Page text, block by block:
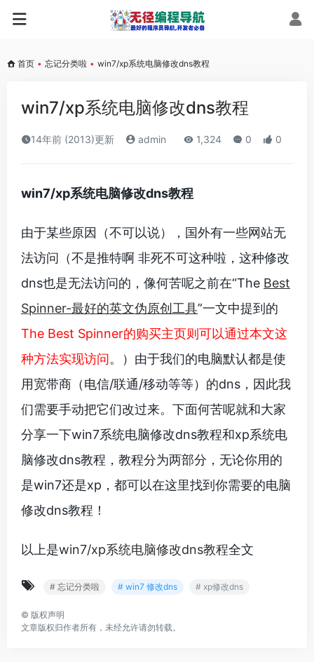
首页 • 忘记分类啦 • win7/xp系统电脑修改dns教程
win7/xp系统电脑修改dns教程
14年前 (2013)更新 admin 1,324 0 0
win7/xp系统电脑修改dns教程
由于某些原因（不可以说），国外有一些网站无
法访问（不是推特啊 非死不可这种啦，这种修改
dns也是无法访问的，像何苦呢之前在“The Best
Spinner-最好的英文伪原创工具”一文中提到的
The Best Spinner的购买主页则可以通过本文这
种方法实现访问。）由于我们的电脑默认都是使
用宽带商（电信/联通/移动等等）的dns，因此我
们需要手动把它们改过来。下面何苦呢就和大家
分享一下win7系统电脑修改dns教程和xp系统电
脑修改dns教程，教程分为两部分，无论你用的
是win7还是xp，都可以在这里找到你需要的电脑
修改dns教程！
以上是win7/xp系统电脑修改dns教程全文
# 忘记分类啦 # win7 修改dns # xp修改dns
© 版权声明
文章版权归作者所有，未经允许请勿转载。